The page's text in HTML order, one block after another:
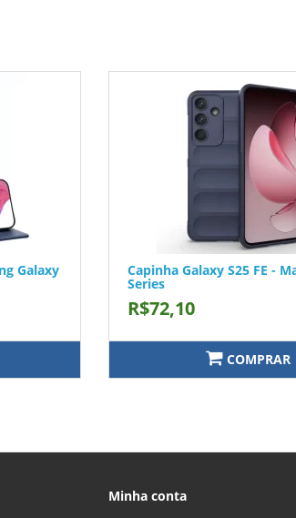
Galaxy Capinha Galaxy S25 FE -
Series
R$72,10
COMPRAR
Minha conta